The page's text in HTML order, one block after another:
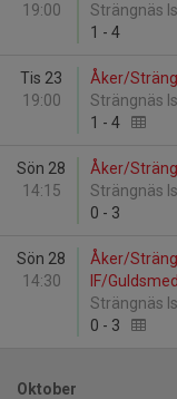
19:00
Strängnäs
1 - 4
Tis 23
19:00
Åker/
Strängnäs
1 - 4
Sön 28
14:15
Åker/
Strängnäs
0 - 3
Sön 28
14:30
Åker/
IF/
Strängnäs
0 - 3
Oktober